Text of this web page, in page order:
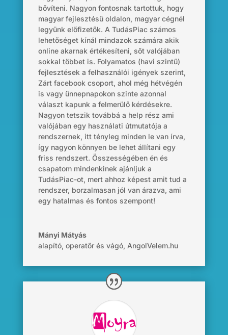
bővíteni. Nagyon fontosnak tartottuk, hogy
magyar fejlesztésű oldalon, magyar cégnél
legyünk előfizetők. A TudásPiacszámos
lehetőséget kínál mindazok számára akik
online akarnak értékesíteni, sőtvalójában
sokkal többet is. Folyamatos (havi szintű)
fejlesztések a felhasználói igények szerint,
Zárt facebook csoport, ahol még hétvégén
is vagy ünnepnapokon szinte azonnal
választ kapunk a felmerülő kérdésekre.
Nagyon tetszik továbbá a help rész ami
valójában egy használati útmutatója a
rendszernek, itt tényleg minden le van írva,
így nagyon könnyen be lehet állítani egy
friss rendszert. Összességében én és
csapatom mindenkinek ajánljuk a
TudásPiac-ot, mert ahhoz képestamit tud a
rendszer, borzalmasan jól van árazva, ami
egy hatalmas és fontos szempont!
Mányi Mátyás
alapító, operatőr és vágó, AngolVelem.hu